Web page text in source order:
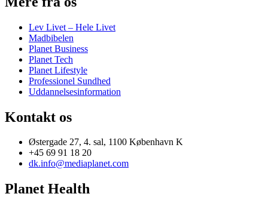
Lev Livet – Hele Livet
Madbibelen
Planet Business
Planet Tech
Planet Lifestyle
Professionel Sundhed
Uddannelsesinformation
Kontakt os
Østergade 27, 4. sal, 1100 København K
+45 69 91 18 20
dk.info@mediaplanet.com
Planet Health